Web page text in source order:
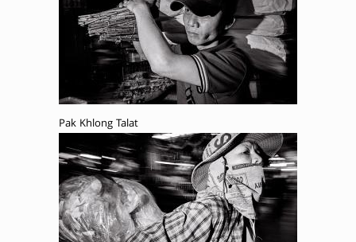
Pak Khlong Talat